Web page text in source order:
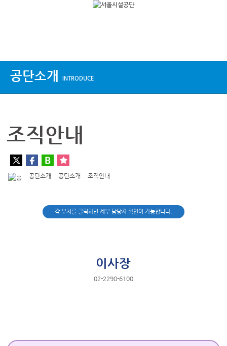
공단소개 INTRODUCE
조직안내
공단소개 공단소개 조직안내
각 부처를 클릭하면 세부 담당자 확인이 가능합니다.
이사장
02-2290-6100